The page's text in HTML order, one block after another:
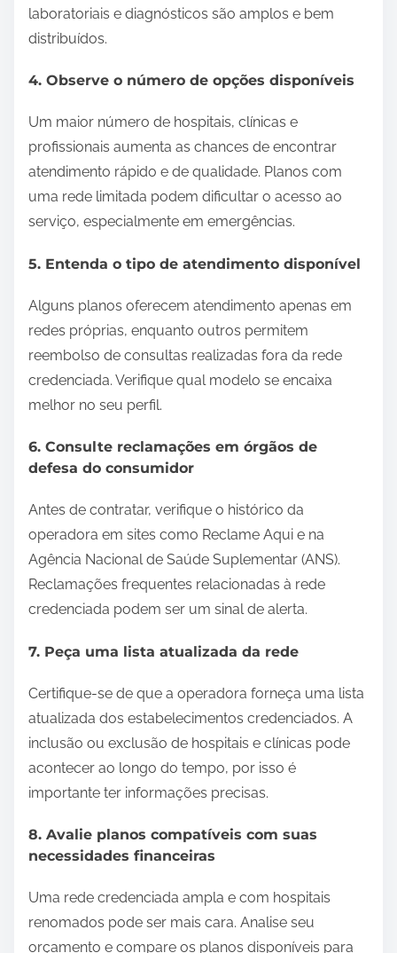
laboratoriais e diagnósticos são amplos e bem
distribuídos.
4. Observe o número de opções disponíveis
Um maior número de hospitais, clínicas e
profissionais aumenta as chances de encontrar
atendimento rápido e de qualidade. Planos com
uma rede limitada podem dificultar o acesso ao
serviço, especialmente em emergências.
5. Entenda o tipo de atendimento disponível
Alguns planos oferecem atendimento apenas em
redes próprias, enquanto outros permitem
reembolso de consultas realizadas fora da rede
credenciada. Verifique qual modelo se encaixa
melhor no seu perfil.
6. Consulte reclamações em órgãos de
defesa do consumidor
Antes de contratar, verifique o histórico da
operadora em sites como Reclame Aqui e na
Agência Nacional de Saúde Suplementar (ANS).
Reclamações frequentes relacionadas à rede
credenciada podem ser um sinal de alerta.
7. Peça uma lista atualizada da rede
Certifique-se de que a operadora forneça uma lista
atualizada dos estabelecimentos credenciados. A
inclusão ou exclusão de hospitais e clínicas pode
acontecer ao longo do tempo, por isso é
importante ter informações precisas.
8. Avalie planos compatíveis com suas
necessidades financeiras
Uma rede credenciada ampla e com hospitais
renomados pode ser mais cara. Analise seu
orçamento e compare os planos disponíveis para